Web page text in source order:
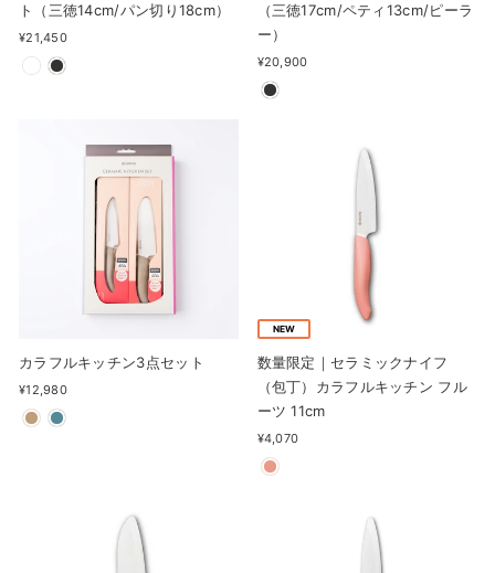
ト（三徳14cm/パン切り18cm）
¥21,450
（三徳17cm/ペティ13cm/ピーラ
ー）
¥20,900
カラフルキッチン3点セット
¥12,980
NEW
数量限定｜セラミックナイフ
（包丁）カラフルキッチン フル
ーツ 11cm
¥4,070